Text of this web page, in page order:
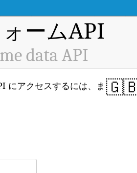
ームAPI
data API
にアクセスするには、ま